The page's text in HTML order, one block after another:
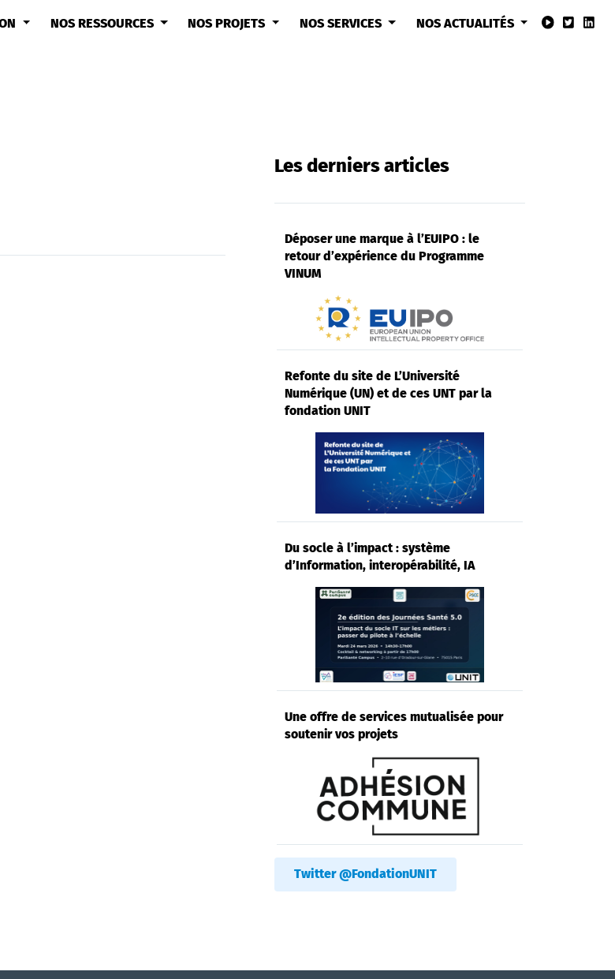
NOS RESSOURCES NOS PROJETS NOS SERVICES NOS ACTUALITÉS
Les derniers articles
Déposer une marque à l’EUIPO : le
retour d’expérience du Programme
VINUM
Refonte du site de L’Université
Numérique (UN) et de ces UNT par la
fondation UNIT
Du socle à l’impact : système
d’Information, interopérabilité, IA
Une offre de services mutualisée pour
soutenir vos projets
Twitter @FondationUNIT